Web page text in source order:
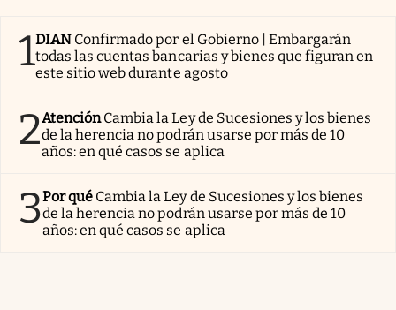
1DIAN Confirmado por el Gobierno | Embargarán
todas las cuentas bancarias y bienes que figuran en
este sitio web durante agosto
2AtenciónCambia la Ley de Sucesiones y los bienes
de la herencia no podrán usarse por más de 10
años: en qué casos se aplica
3Por qué Cambia la Ley de Sucesiones y los bienes
de la herencia no podrán usarse por más de 10
años: en qué casos se aplica